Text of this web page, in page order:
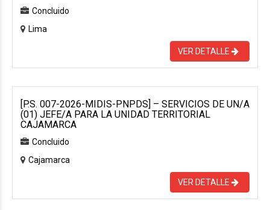
Concluido
Lima
VER DETALLE
[P.S. 007-2026-MIDIS-PNPDS] – SERVICIOS DE UN/A
(01) JEFE/A PARA LA UNIDAD TERRITORIAL
CAJAMARCA
Concluido
Cajamarca
VER DETALLE